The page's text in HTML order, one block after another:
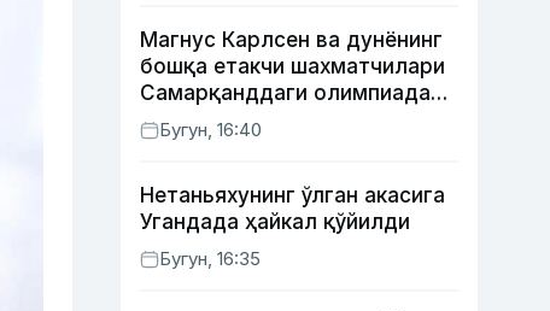
Магнус Карлсен ва дунёнинг
бошқа етакчи шахматчилари
Самарқанддаги олимпиадани
ўтказиб юборади
Бугун, 16:40
Нетаньяхунинг ўлган акасига
Угандада ҳайкал қўйилди
Бугун, 16:35